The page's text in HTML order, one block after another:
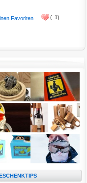
Favoriten
( 1)